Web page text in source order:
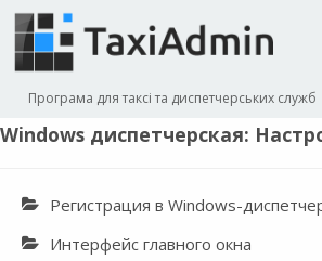
Програма для таксі та диспетчерських служб
Windows диспетчерская:
Регистрация в Windows-
Интерфейс главного окна